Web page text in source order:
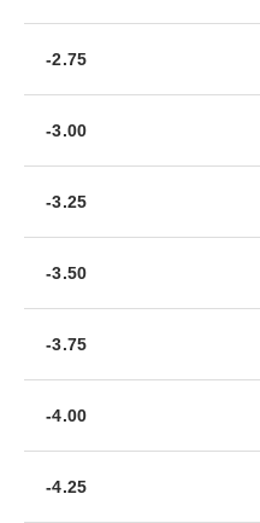
-2.75
-3.00
-3.25
-3.50
-3.75
-4.00
-4.25